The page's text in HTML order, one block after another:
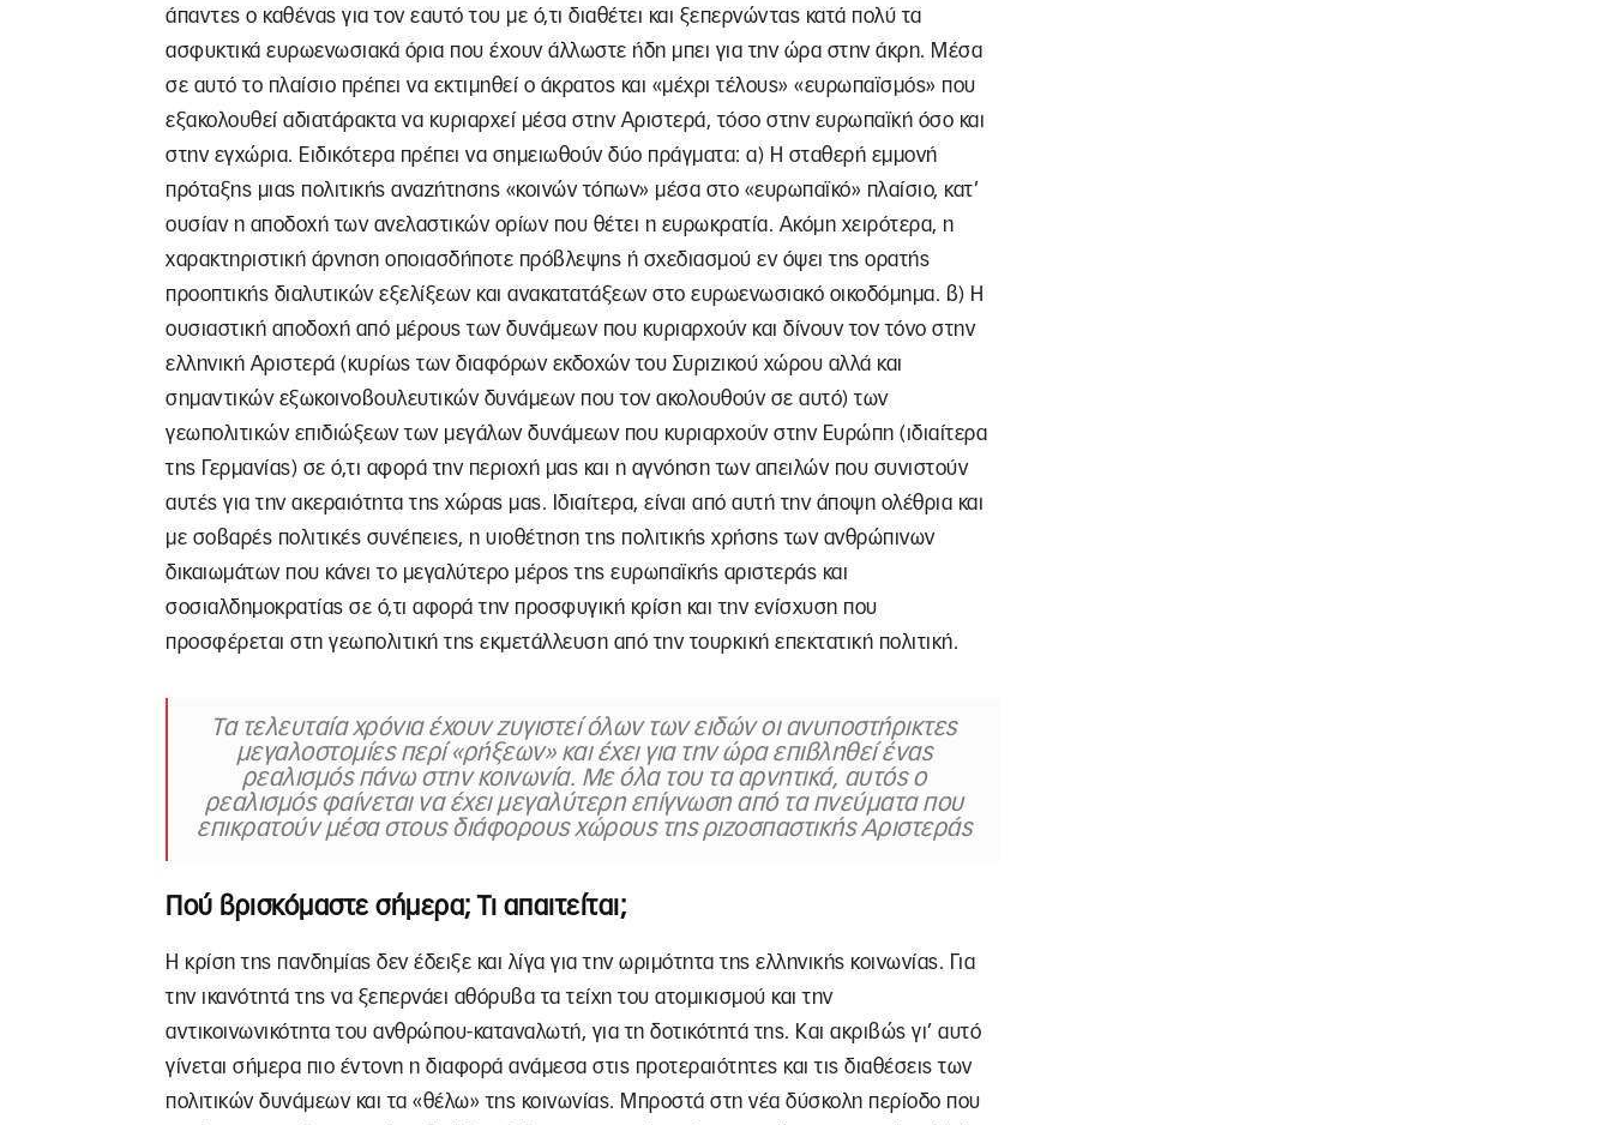
άπαντες ο καθένας για τον εαυτό του με ό,τι διαθέτει και ξεπερνώντας κατά πολύ τα
ασφυκτικά ευρωενωσιακά όρια που έχουν άλλωστε ήδη μπει για την ώρα στην άκρη. Μέσα
σε αυτό το πλαίσιο πρέπει να εκτιμηθεί ο άκρατος και «μέχρι τέλους» «ευρωπαϊσμός» που
εξακολουθεί αδιατάρακτα να κυριαρχεί μέσα στην Αριστερά, τόσο στην ευρωπαϊκή όσο και
στην εγχώρια. Ειδικότερα πρέπει να σημειωθούν δύο πράγματα: α) Η σταθερή εμμονή
πρόταξης μιας πολιτικής αναζήτησης «κοινών τόπων» μέσα στο «ευρωπαϊκό» πλαίσιο, κατ’
ουσίαν η αποδοχή των ανελαστικών ορίων που θέτει η ευρωκρατία. Ακόμη χειρότερα, η
χαρακτηριστική άρνηση οποιασδήποτε πρόβλεψης ή σχεδιασμού εν όψει της ορατής
προοπτικής διαλυτικών εξελίξεων και ανακατατάξεων στο ευρωενωσιακό οικοδόμημα. β) Η
ουσιαστική αποδοχή από μέρους των δυνάμεων που κυριαρχούν και δίνουν τον τόνο στην
ελληνική Αριστερά (κυρίως των διαφόρων εκδοχών του Συριζικού χώρου αλλά και
σημαντικών εξωκοινοβουλευτικών δυνάμεων που τον ακολουθούν σε αυτό) των
γεωπολιτικών επιδιώξεων των μεγάλων δυνάμεων που κυριαρχούν στην Ευρώπη (ιδιαίτερα
της Γερμανίας) σε ό,τι αφορά την περιοχή μας και η αγνόηση των απειλών που συνιστούν
αυτές για την ακεραιότητα της χώρας μας. Ιδιαίτερα, είναι από αυτή την άποψη ολέθρια και
με σοβαρές πολιτικές συνέπειες, η υιοθέτηση της πολιτικής χρήσης των ανθρώπινων
δικαιωμάτων που κάνει το μεγαλύτερο μέρος της ευρωπαϊκής αριστεράς και
σοσιαλδημοκρατίας σε ό,τι αφορά την προσφυγική κρίση και την ενίσχυση που
προσφέρεται στη γεωπολιτική της εκμετάλλευση από την τουρκική επεκτατική πολιτική.
Τα τελευταία χρόνια έχουν ζυγιστεί όλων των ειδών οι ανυποστήρικτες
μεγαλοστομίες περί «ρήξεων» και έχει για την ώρα επιβληθεί ένας
ρεαλισμός πάνω στην κοινωνία. Με όλα του τα αρνητικά, αυτός ο
ρεαλισμός φαίνεται να έχει μεγαλύτερη επίγνωση από τα πνεύματα που
επικρατούν μέσα στους διάφορους χώρους της ριζοσπαστικής Αριστεράς
Πού βρισκόμαστε σήμερα; Τι απαιτείται;
Η κρίση της πανδημίας δεν έδειξε και λίγα για την ωριμότητα της ελληνικής κοινωνίας. Για
την ικανότητά της να ξεπερνάει αθόρυβα τα τείχη του ατομικισμού και την
αντικοινωνικότητα του ανθρώπου-καταναλωτή, για τη δοτικότητά της. Και ακριβώς γι’ αυτό
γίνεται σήμερα πιο έντονη η διαφορά ανάμεσα στις προτεραιότητες και τις διαθέσεις των
πολιτικών δυνάμεων και τα «θέλω» της κοινωνίας. Μπροστά στη νέα δύσκολη περίοδο που